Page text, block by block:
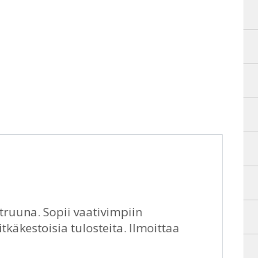
Sopii vaativimpiin
tulosteita. Ilmoittaa